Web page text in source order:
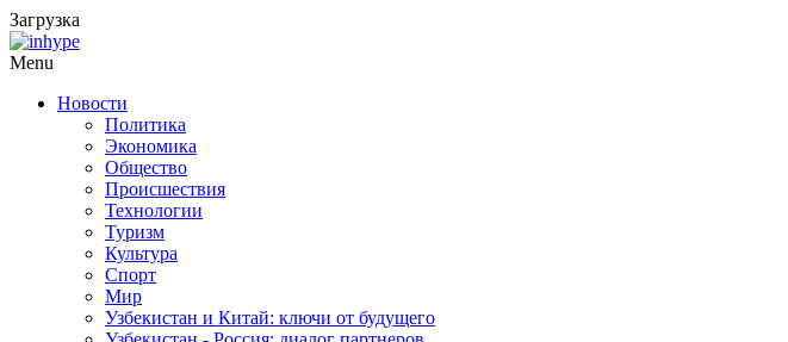
Загрузка
Menu
Новости
Политика
Экономика
Общество
Происшествия
Технологии
Туризм
Культура
Спорт
Мир
Узбекистан и Китай: ключи от будущего